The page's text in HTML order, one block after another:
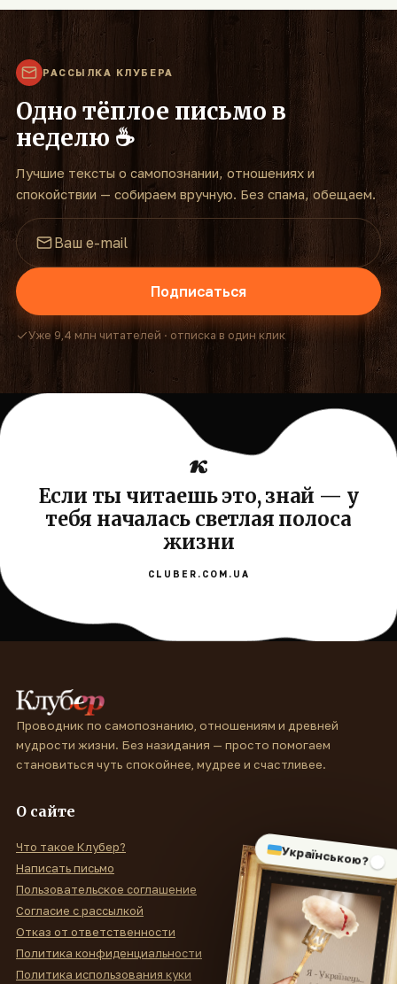
РАССЫЛКА КЛУБЕРА
Одно тёплое письмо в
неделю ☕
Лучшие тексты о самопознании, отношениях и
спокойствии — собираем вручную. Без спама, обещаем.
Подписаться
Уже 9,4 млн читателей · отписка в один клик
Если ты читаешь это, знай — у
тебя началась светлая полоса
жизни
CLUBER.COM.UA
Українською?
Проводник по самопознанию, отношениям и древней
мудрости жизни. Без назидания — просто помогаем
становиться чуть спокойнее, мудрее и счастливее.
О сайте
Что такое Клубер?
Написать письмо
Пользовательское соглашение
Согласие с рассылкой
Отказ от ответственности
Политика конфиденциальности
Политика использования куки